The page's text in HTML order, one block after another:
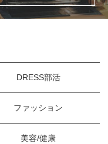
DRESS部活
ファッション
美容/健康